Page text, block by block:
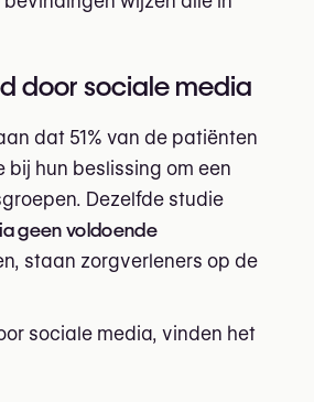
door sociale media
dat 51% van de patiënten
hun beslissing om een
Dezelfde studie
geen voldoende
staan zorgverleners op de
sociale media, vinden het